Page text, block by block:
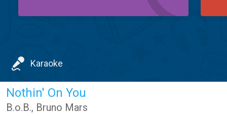
Karaoke
Nothin' On You
B.o.B., Bruno Mars